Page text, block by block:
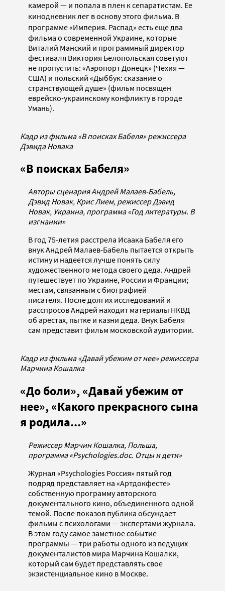
камерой — и попала в плен ксепаратистам. Ее
кинодневник лег в основу этого фильма. В
программе«Империя. Распад» есть еще два
фильма о современной Украине, которые
Виталий Манский и программный директор
фестиваля Виктория Белопольская советуют
не пропустить: «Аэропорт Донецк» (Чехия —
США) и польский «Дыббук: сказание о
странствующей душе» (фильм посвящен
еврейско-украинскому конфликту в городе
Умань).
Кадр из фильма «В поисках Бабеля» режиссера
Дэвида Новака
«В поисках Бабеля»
Авторы сценария Андрей Малаев-Бабель,
Дэвид Новак, Крис Лием, режиссер Дэвид
Новак, Украина, программа «Год литературы. В
изгнании»
В год 75-летия расстрела Исаака Бабеля его
внук Андрей Малаев-Бабель пытается открыть
истину и надеется лучше понять силу
художественного метода своего деда. Андрей
путешествует по Украине, России и Франции;
местам, связанным с биографией
писателя. После долгих исследований и
расспросов Андрей находит материалы НКВД
об арестах, пытке и казни деда. Внук Бабеля
сам представит фильм московской аудитории.
Кадр из фильма «Давай убежим от нее» режиссера
Марчина Кошалка
«До боли», «Давай убежим от
нее», «Какого прекрасного сына
я родила...»
Режиссер Марчин Кошалка, Польша,
программа «Psychologies.doc. Отцы и дети»
Журнал «Psychologies Россия» пятый год
подряд представляет на «Артдокфесте»
собственную программу авторского
документального кино, объединенного одной
темой. После показов публика обсуждает
фильмы с психологами — экспертами журнала.
В этом году самое заметное событие
программы — три работы одного из ведущих
документалистов мира Марчина Кошалки,
который сам будет представлять свое
экзистенциальное кино в Москве.